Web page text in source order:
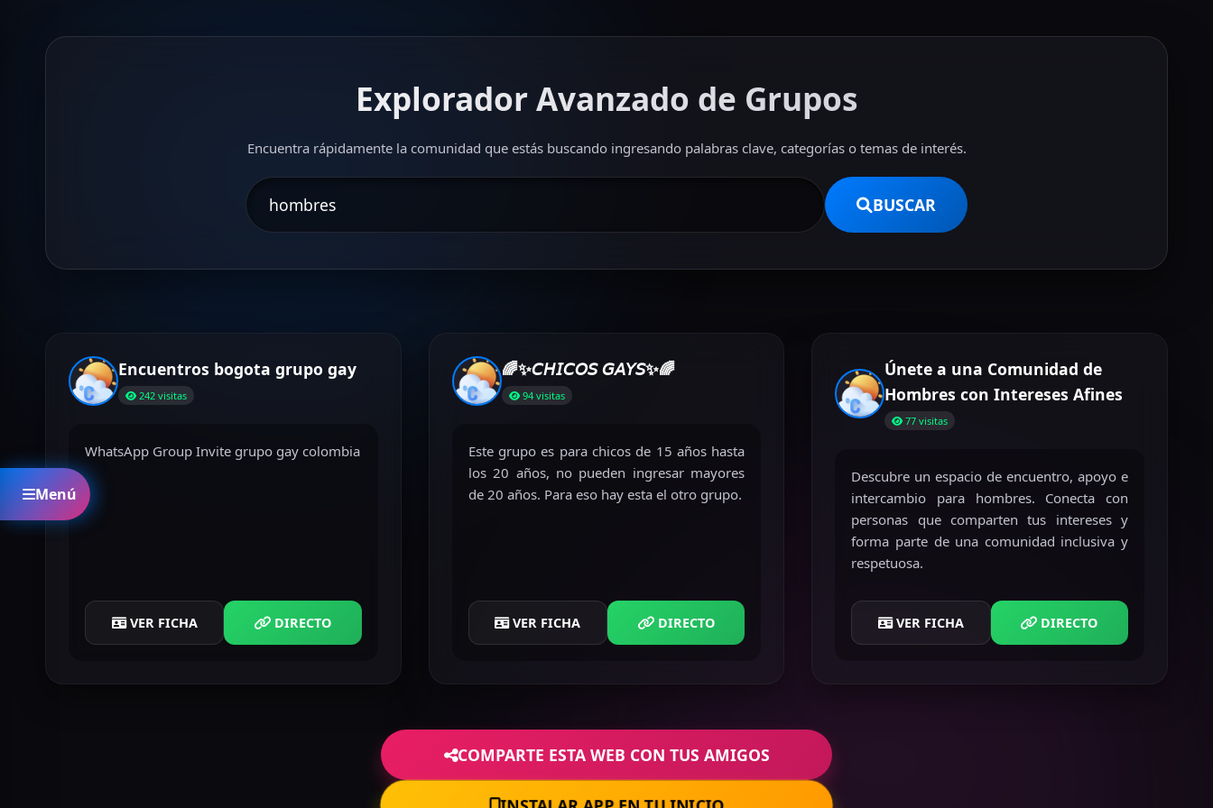
Menú
Explorador Avanzado de Grupos
Encuentra rápidamente la comunidad que estás buscando ingresando palabras clave, categorías o temas de interés.
BUSCAR
Encuentros bogota grupo gay
242 visitas
WhatsApp Group Invite grupo gay colombia
VER FICHA DIRECTO
🌈✨𝘊𝘏𝘐𝘊𝘖𝘚 𝘎𝘈𝘠𝘚✨🌈
94 visitas
Este grupo es para chicos de 15 años hasta
los 20 años, no pueden ingresar mayores
de 20 años. Para eso hay esta el otro grupo.
VER FICHA DIRECTO
Únete a una Comunidad de
Hombres con Intereses Afines
77 visitas
Descubre un espacio de encuentro, apoyo e
intercambio para hombres. Conecta con
personas que comparten tus intereses y
forma parte de una comunidad inclusiva y
respetuosa.
VER FICHA DIRECTO
COMPARTE ESTA WEB CON TUS AMIGOS